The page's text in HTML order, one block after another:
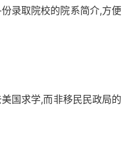
录取院校的院系简介,方便
国求学,而非移民民政局的